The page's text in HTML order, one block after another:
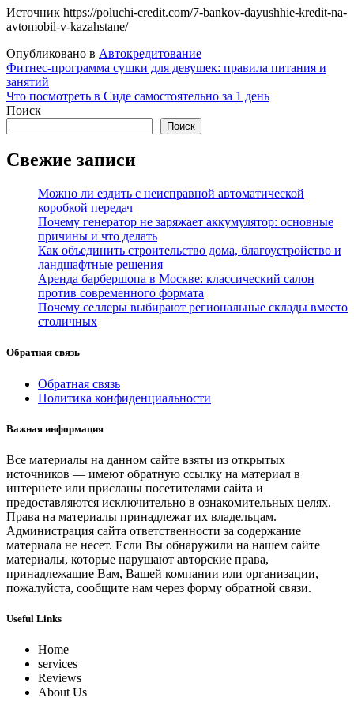
Источник https://poluchi-credit.com/7-bankov-dayushhie-kredit-na-
avtomobil-v-kazahstane/
Опубликовано в Автокредитование
Навигация
по
записям
Фитнес-программа сушки для девушек: правила питания и
занятий
Что посмотреть в Сиде самостоятельно за 1 день
Поиск
Поиск
Свежие записи
Можно ли ездить с неисправной автоматической
коробкой передач
Почему генератор не заряжает аккумулятор: основные
причины и что делать
Как объединить строительство дома, благоустройство и
ландшафтные решения
Аренда барбершопа в Москве: классический салон
против современного формата
Почему селлеры выбирают региональные склады вместо
столичных
Обратная связь
Обратная связь
Политика конфиденциальности
Важная информация
Все материалы на данном сайте взяты из открытых
источников — имеют обратную ссылку на материал в
интернете или присланы посетителями сайта и
предоставляются исключительно в ознакомительных целях.
Права на материалы принадлежат их владельцам.
Администрация сайта ответственности за содержание
материала не несет. Если Вы обнаружили на нашем сайте
материалы, которые нарушают авторские права,
принадлежащие Вам, Вашей компании или организации,
пожалуйста, сообщите нам через форму обратной связи.
Useful Links
Home
services
Reviews
About Us